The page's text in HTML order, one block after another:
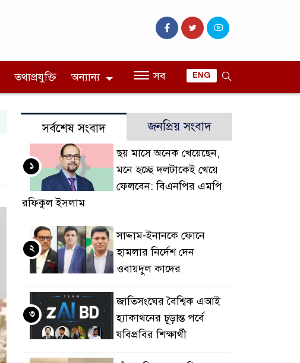
তথ্যপ্রযুক্তি অন্যান্য সব ENG
সর্বশেষ সংবাদ জনপ্রিয় সংবাদ
ছয় মাসে অনেক খেয়েছেন,
মনে হচ্ছে দলটাকেই খেয়ে
ফেলবেন: বিএনপির এমপি
রফিকুল ইসলাম
১
সাদ্দাম-ইনানকে ফোনে
হামলার নির্দেশ দেন
ওবায়দুল কাদের
২
জাতিসংঘের বৈশ্বিক এআই
হ্যাকাথনের চূড়ান্ত পর্বে
যবিপ্রবির শিক্ষার্থী
৩